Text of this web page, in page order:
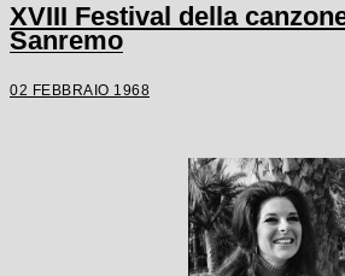
XVIII Festival della
Sanremo
02 FEBBRAIO 1968